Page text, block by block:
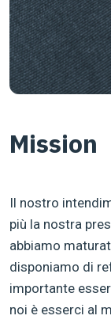
Mission
Il nostro
più la nostra
abbiamo
disponiamo di
importante
noi è esserci al